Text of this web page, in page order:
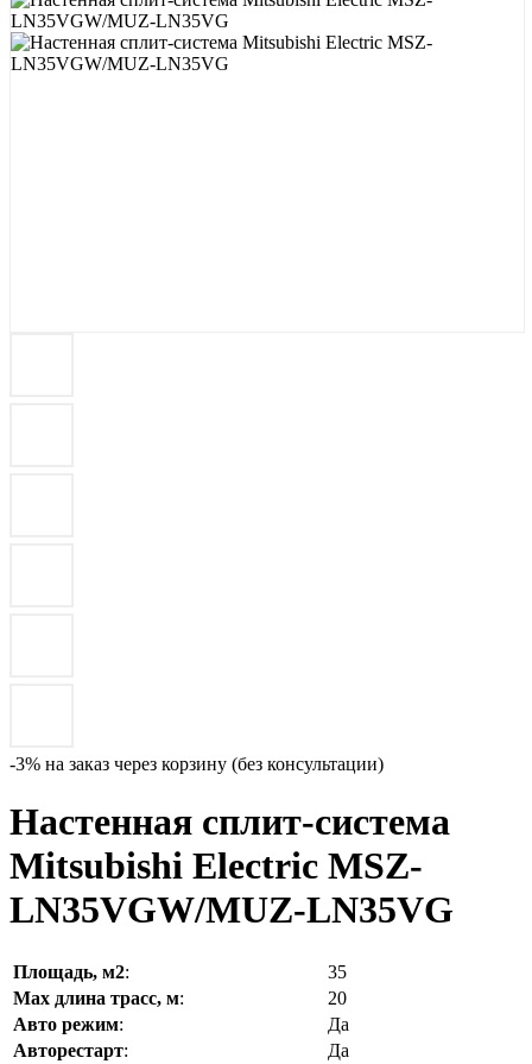
-3% на заказ через корзину (без консультации)
Настенная сплит-система
Mitsubishi Electric MSZ-
LN35VGW/MUZ-LN35VG
Площадь, м2:
35
Max длина трасс, м:
20
Авто режим:
Да
Авторестарт:
Да